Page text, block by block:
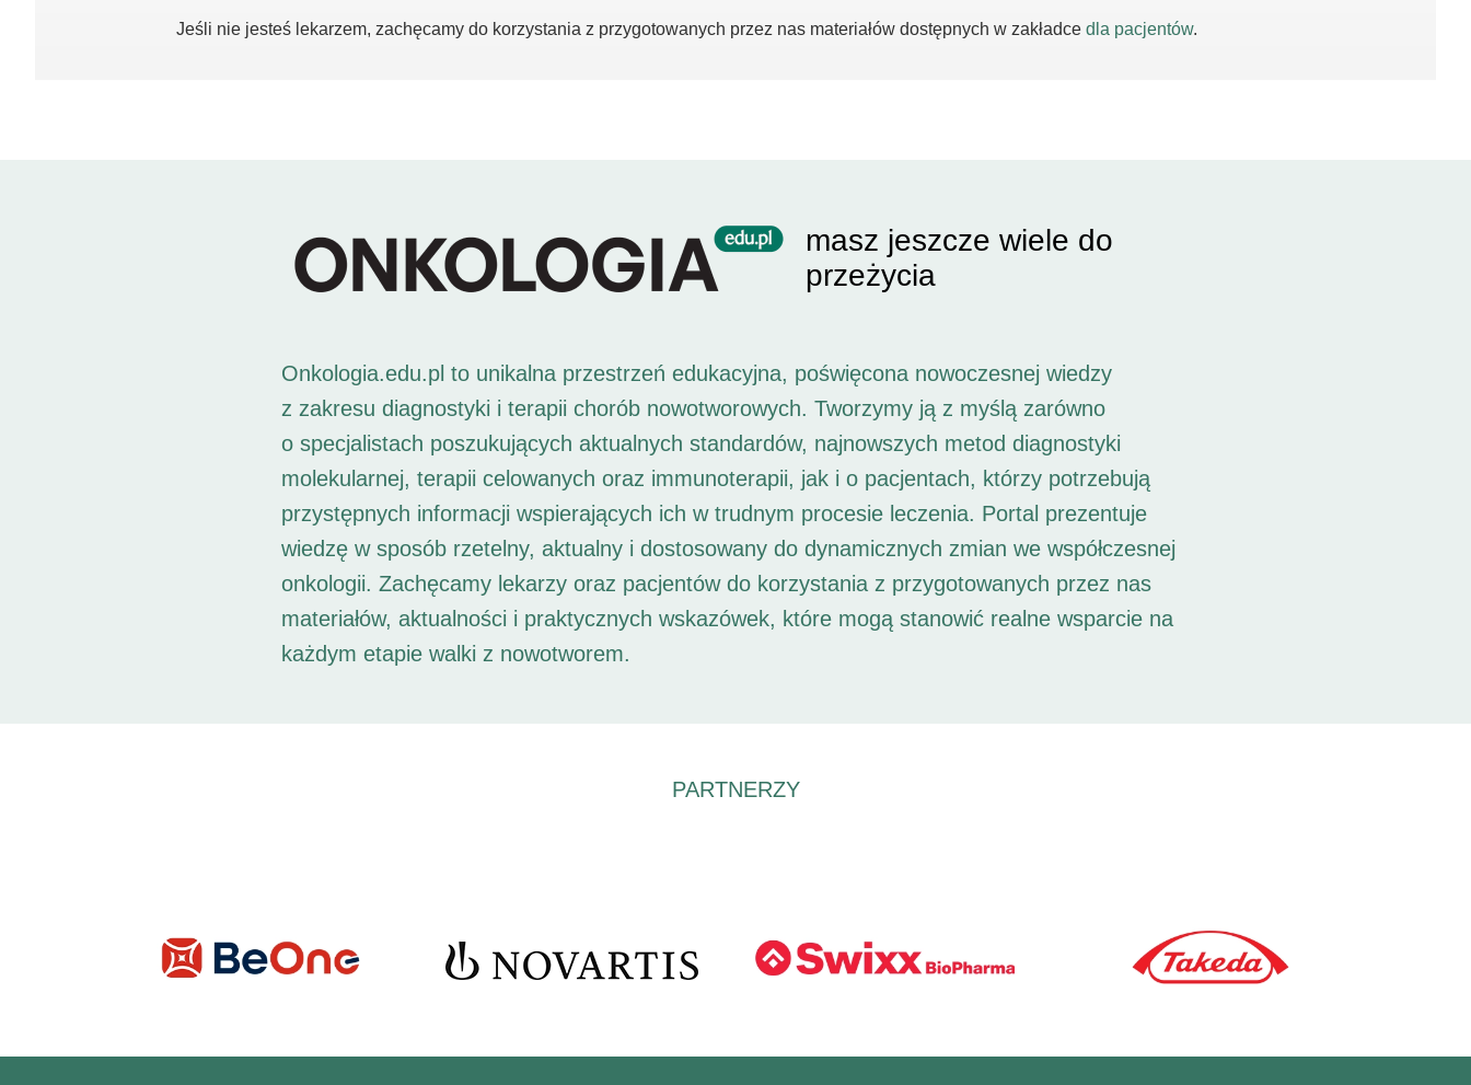
Jeśli nie jesteś lekarzem, zachęcamy do korzystania z przygotowanych przez nas materiałów dostępnych w zakładce dla pacjentów.
masz jeszcze wiele do
przeżycia
Onkologia.edu.pl to unikalna przestrzeń edukacyjna, poświęcona nowoczesnej wiedzy
z zakresu diagnostyki i terapii chorób nowotworowych. Tworzymy ją z myślą zarówno
o specjalistach poszukujących aktualnych standardów, najnowszych metod diagnostyki
molekularnej, terapii celowanych oraz immunoterapii, jak i o pacjentach, którzy potrzebują
przystępnych informacji wspierających ich w trudnym procesie leczenia. Portal prezentuje
wiedzę w sposób rzetelny, aktualny i dostosowany do dynamicznych zmian we współczesnej
onkologii. Zachęcamy lekarzy oraz pacjentów do korzystania z przygotowanych przez nas
materiałów, aktualności i praktycznych wskazówek, które mogą stanowić realne wsparcie na
każdym etapie walki z nowotworem.
PARTNERZY